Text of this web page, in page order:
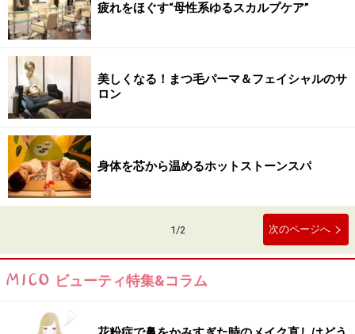
疲れをほぐす“母性系ゆるスカルプケア”
美しくなる！まつ毛パーマ＆フェイシャルのサ
ロン
身体を芯から温めるホットストーンスパ
1/2 次のページへ
ビューティ特集&コラム